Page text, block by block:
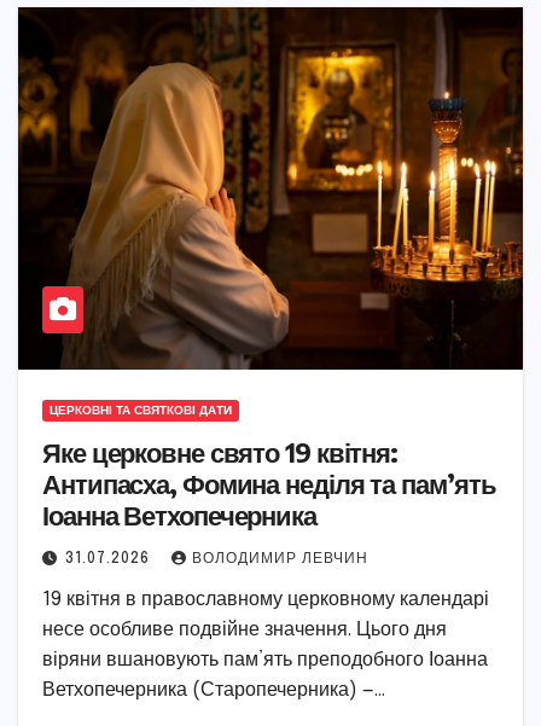
ЦЕРКОВНІ ТА СВЯТКОВІ ДАТИ
Яке церковне свято 19 квітня:
Антипасха, Фомина неділя та пам’ять
Іоанна Ветхопечерника
31.07.2026 ВОЛОДИМИР ЛЕВЧИН
19 квітня в православному церковному календарі
несе особливе подвійне значення. Цього дня
віряни вшановують пам’ять преподобного Іоанна
Ветхопечерника (Старопечерника) —…